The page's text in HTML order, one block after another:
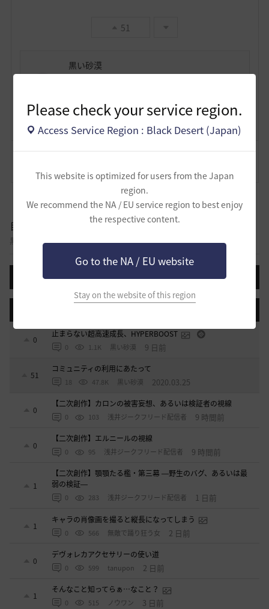
Please check your service region.
Access Service Region : Black Desert (Japan)
This website is optimized for users from the Japan
region.
We recommend the NA / EU service region to best enjoy
the respective content.
Go to the NA / EU website
Stay on the website of this region
51
黒い砂漠
Lv非公開 黒い砂漠
自由掲示板
黒い砂漠に関する様々なテーマについて話し合える自由掲示板です。
投稿する
0
止まらない超高速成長、HYPERBOOST
0 1.1K 黒い砂漠 9 日前
51
コミュニティの利用にあたって
18 47.8K 黒い砂漠 2020.03.25
0
【二次創作】カロンの被害妄想、あるいは検証者の視線
0 103 浅井ジークフリード配信者 9 時間前
0
【二次創作】エルニールの視線
0 95 浅井ジークフリード配信者 9 時間前
1
【二次創作】顎顎たる檻・第三幕 ―野生のバグ、あるいは最
弱の検証―
0 283 浅井ジークフリード配信者 1 日前
1
キャラの肖像画を撮ると縦長になってしまう
0 566 無敵で踊り狂う女 2 日前
0
デヴォレカアクセサリーの使い道
0 599 tanupon 2 日前
1
そんなこと知ってらぁ…なこと？
0 515 ノウワン 3 日前